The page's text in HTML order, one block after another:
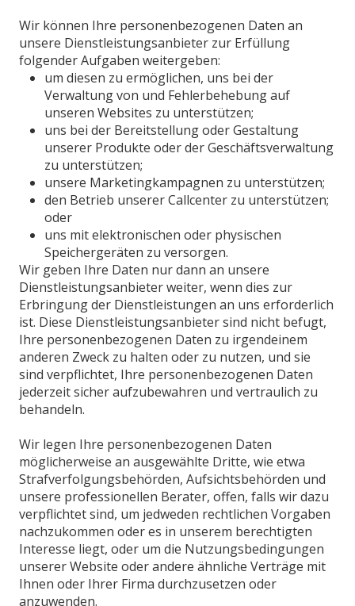
Wir können Ihre personenbezogenen Daten an
unsere Dienstleistungsanbieter zur Erfüllung
folgender Aufgaben weitergeben:
um diesen zu ermöglichen, uns bei der
Verwaltung von und Fehlerbehebung auf
unseren Websites zu unterstützen;
uns bei der Bereitstellung oder Gestaltung
unserer Produkte oder der Geschäftsverwaltung
zu unterstützen;
unsere Marketingkampagnen zu unterstützen;
den Betrieb unserer Callcenter zu unterstützen;
oder
uns mit elektronischen oder physischen
Speichergeräten zu versorgen.
Wir geben Ihre Daten nur dann an unsere
Dienstleistungsanbieter weiter, wenn dies zur
Erbringung der Dienstleistungen an uns erforderlich
ist. Diese Dienstleistungsanbieter sind nicht befugt,
Ihre personenbezogenen Daten zu irgendeinem
anderen Zweck zu halten oder zu nutzen, und sie
sind verpflichtet, Ihre personenbezogenen Daten
jederzeit sicher aufzubewahren und vertraulich zu
behandeln.
Wir legen Ihre personenbezogenen Daten
möglicherweise an ausgewählte Dritte, wie etwa
Strafverfolgungsbehörden, Aufsichtsbehörden und
unsere professionellen Berater, offen, falls wir dazu
verpflichtet sind, um jedweden rechtlichen Vorgaben
nachzukommen oder es in unserem berechtigten
Interesse liegt, oder um die Nutzungsbedingungen
unserer Website oder andere ähnliche Verträge mit
Ihnen oder Ihrer Firma durchzusetzen oder
anzuwenden.